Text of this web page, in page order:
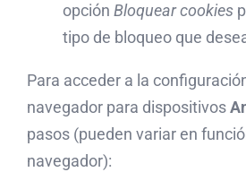
opción Bloquear cookies
tipo de bloqueo que
Para acceder a la
navegador para dispositivos
pasos (pueden variar en
navegador):